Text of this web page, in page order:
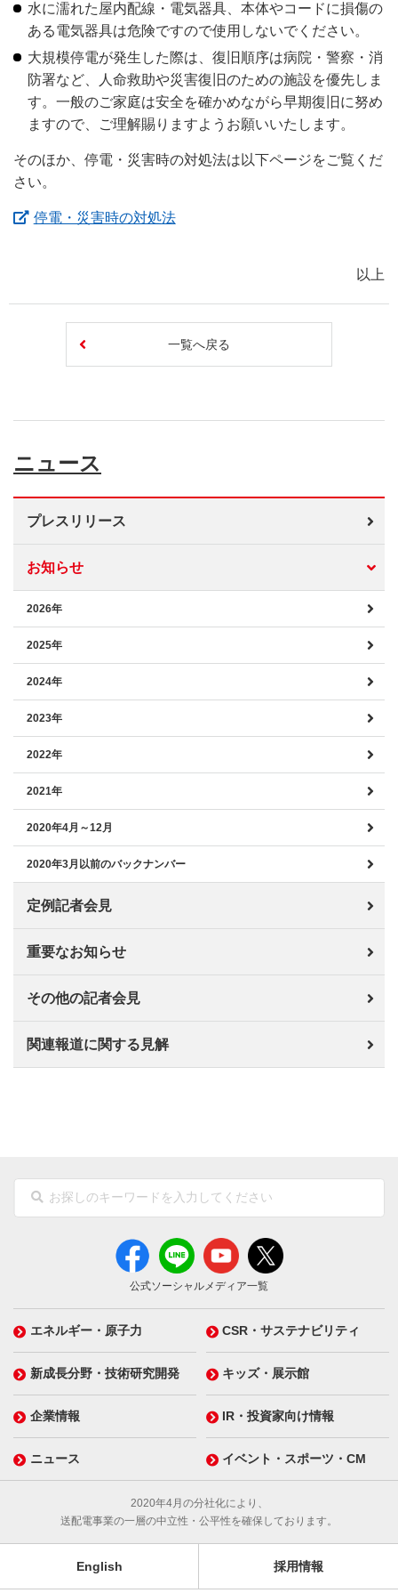
水に濡れた屋内配線・電気器具、本体やコードに損傷の
ある電気器具は危険ですので使用しないでください。
大規模停電が発生した際は、復旧順序は病院・警察・消
防署など、人命救助や災害復旧のための施設を優先しま
す。一般のご家庭は安全を確かめながら早期復旧に努め
ますので、ご理解賜りますようお願いいたします。
そのほか、停電・災害時の対処法は以下ページをご覧くだ
さい。
停電・災害時の対処法（新しいウィンドウを開きます）
以上
一覧へ戻る
ニュース
プレスリリース
お知らせ
2026年
2025年
2024年
2023年
2022年
2021年
2020年4月～12月
2020年3月以前のバックナンバー
定例記者会見
重要なお知らせ
その他の記者会見
関連報道に関する見解
公式ソーシャルメディア一覧
エネルギー・原子力 CSR・サステナビリティ
新成長分野・技術研究開発 キッズ・展示館
企業情報 IR・投資家向け情報
ニュース イベント・スポーツ・CM
2020年4月の分社化により、
送配電事業の一層の中立性・公平性を確保しております。
English 採用情報